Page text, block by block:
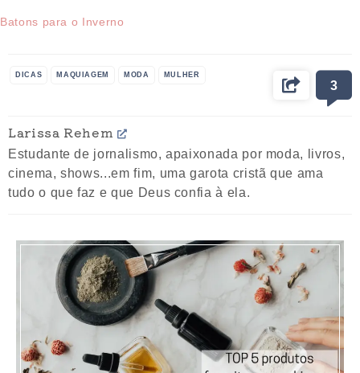
Batons para o Inverno
DICAS MAQUIAGEM MODA MULHER
3
Larissa Rehem
Estudante de jornalismo, apaixonada por moda, livros,
cinema, shows...em fim, uma garota cristã que ama
tudo o que faz e que Deus confia à ela.